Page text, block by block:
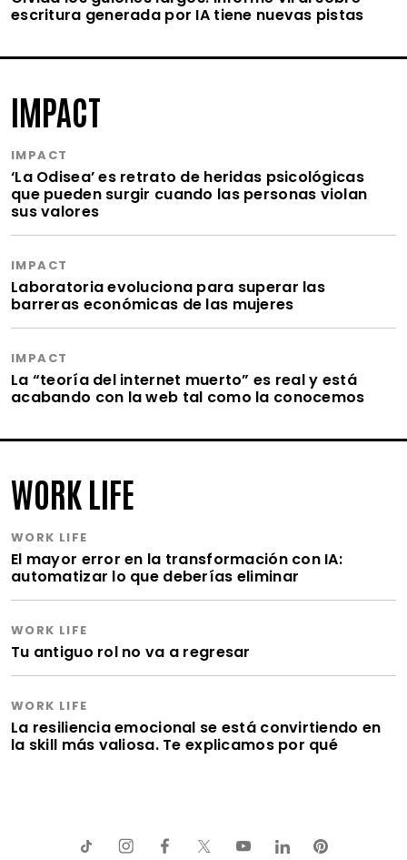
escritura generada por IA tiene nuevas pistas
IMPACT
IMPACT
‘La Odisea’ es retrato de heridas psicológicas
que pueden surgir cuando las personas violan
sus valores
IMPACT
Laboratoria evoluciona para superar las
barreras económicas de las mujeres
IMPACT
La “teoría del internet muerto” es real y está
acabando con la web tal como la conocemos
WORK LIFE
WORK LIFE
El mayor error en la transformación con IA:
automatizar lo que deberías eliminar
WORK LIFE
Tu antiguo rol no va a regresar
WORK LIFE
La resiliencia emocional se está convirtiendo en
la skill más valiosa. Te explicamos por qué